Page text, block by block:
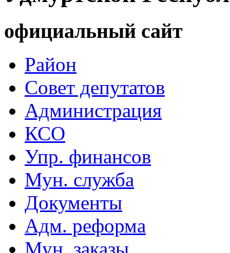
официальный сайт
Район
Совет депутатов
Администрация
КСО
Упр. финансов
Мун. служба
Документы
Адм. реформа
Мун. заказы